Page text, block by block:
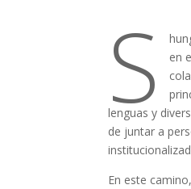
S
en
lenguas y
de juntar a
En este